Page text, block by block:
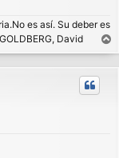
es así. Su deber es
David
r
r